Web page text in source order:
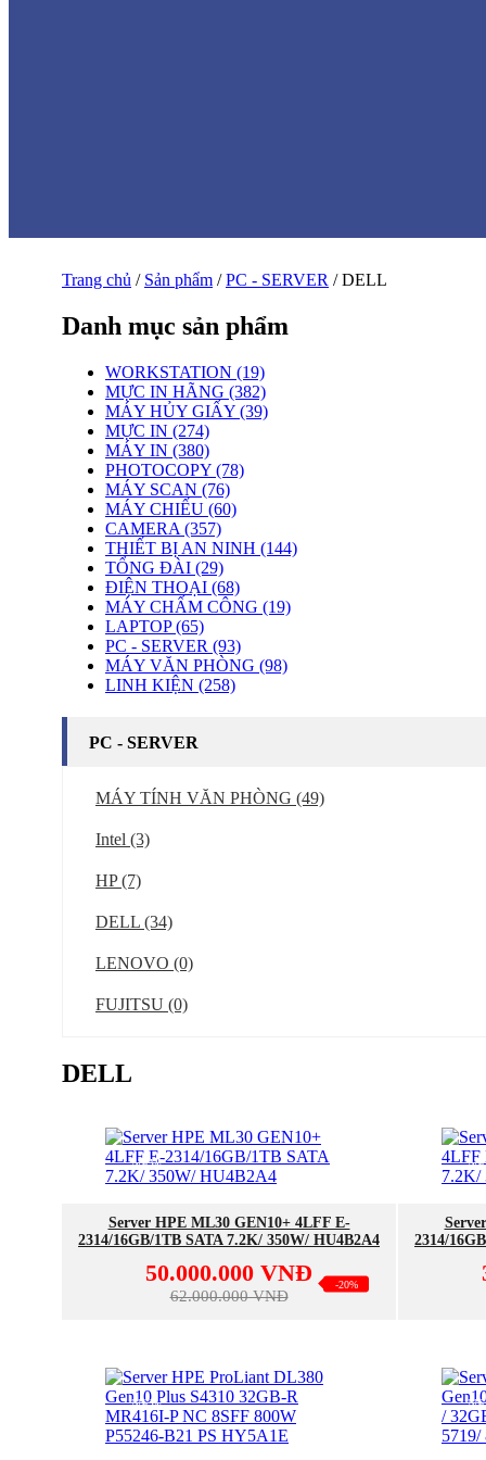
Trang chủ / Sản phẩm /PC - SERVER / DELL
Danh mục sản phẩm
WORKSTATION (19)
MỰC IN HÃNG (382)
MÁY HỦY GIẤY (39)
MỰC IN (274)
MÁY IN (380)
PHOTOCOPY (78)
MÁY SCAN (76)
MÁY CHIẾU (60)
CAMERA (357)
THIẾT BỊ AN NINH (144)
TỔNG ĐÀI (29)
ĐIỆN THOẠI (68)
MÁY CHẤM CÔNG (19)
LAPTOP (65)
PC - SERVER (93)
MÁY VĂN PHÒNG (98)
LINH KIỆN (258)
PC - SERVER
MÁY TÍNH VĂN PHÒNG (49)
Intel (3)
HP (7)
DELL (34)
LENOVO (0)
FUJITSU (0)
DELL
NEW
Server HPE ML30 GEN10+ 4LFF E-
2314/16GB/1TB SATA 7.2K/ 350W/ HU4B2A4
50.000.000 VNĐ
62.000.000 VNĐ
-20%
2314/
NEW